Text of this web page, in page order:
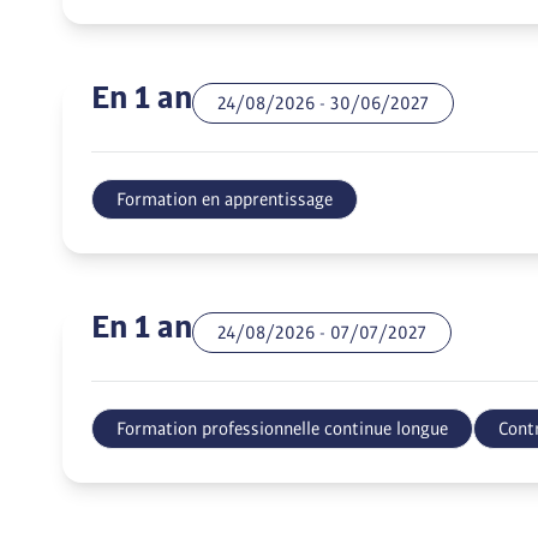
En 1 an 24/08/2026 - 30/06/2027
Formation en apprentissage
En 1 an 24/08/2026 - 07/07/2027
Formation professionnelle continue longue